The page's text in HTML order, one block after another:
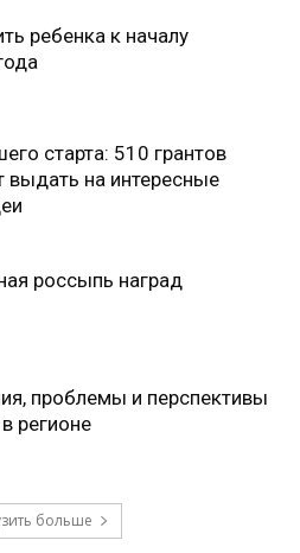
ребенка к началу
старта: 510 грантов
выдать на интересные
россыпь наград
проблемы и перспективы
регионе
больше